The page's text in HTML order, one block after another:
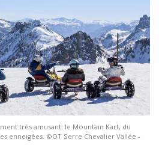
très amusant: le Mountain Kart, du
enneigées. ©OT Serre Chevalier Vallée -